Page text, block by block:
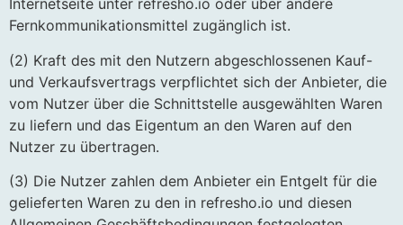
Internetseite unter refresho.io oder über andere
Fernkommunikationsmittel zugänglich ist.
(2) Kraft des mit den Nutzern abgeschlossenen Kauf-
und Verkaufsvertrags verpflichtet sich der Anbieter, die
vom Nutzer über die Schnittstelle ausgewählten Waren
zu liefern und das Eigentum an den Waren auf den
Nutzer zu übertragen.
(3) Die Nutzer zahlen dem Anbieter ein Entgelt für die
gelieferten Waren zu den in refresho.io und diesen